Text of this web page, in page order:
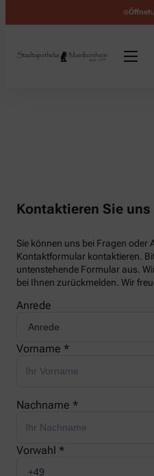
Öffnet
Kontaktieren Sie uns
Sie können uns bei Fragen oder
Kontaktformular kontaktieren.
untenstehende Formular aus.
bei Ihnen zurückmelden. Wir
Anrede
Vorname *
Nachname *
Vorwahl *